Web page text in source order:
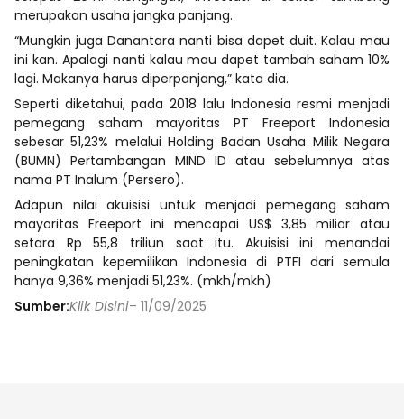
merupakan usaha jangka panjang.
“Mungkin juga Danantara nanti bisa dapet duit. Kalau mau
ini kan. Apalagi nanti kalau mau dapet tambah saham 10%
lagi. Makanya harus diperpanjang,” kata dia.
Seperti diketahui, pada 2018 lalu Indonesia resmi menjadi
pemegang saham mayoritas PT Freeport Indonesia
sebesar 51,23% melalui Holding Badan Usaha Milik Negara
(BUMN) Pertambangan MIND ID atau sebelumnya atas
nama PT Inalum (Persero).
Adapun nilai akuisisi untuk menjadi pemegang saham
mayoritas Freeport ini mencapai US$ 3,85 miliar atau
setara Rp 55,8 triliun saat itu. Akuisisi ini menandai
peningkatan kepemilikan Indonesia di PTFI dari semula
hanya 9,36% menjadi 51,23%. (mkh/mkh)
Sumber:Klik Disini– 11/09/2025